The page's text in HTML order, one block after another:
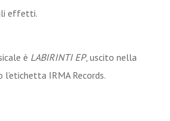
effetti.
è LABIRINTI EP, uscito nella
IRMA Records.